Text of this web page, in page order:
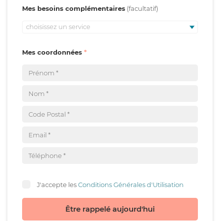
Mes besoins complémentaires
choisissez un service
Mes coordonnées
J'accepte lesConditions Générales d'Utilisation
Être rappelé aujourd'hui